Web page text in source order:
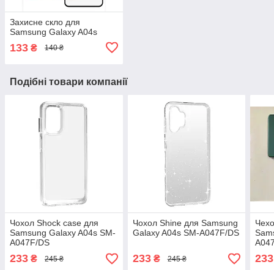
Захисне скло для
Samsung Galaxy A04s
133 ₴ 140 ₴
Подібні товари компанії
Чохол Shock case для
Samsung Galaxy A04s SM-
A047F/DS
233 ₴ 245 ₴
Чохол Shine для Samsung
Galaxy A04s SM-A047F/DS
233₴ 245 ₴ 233